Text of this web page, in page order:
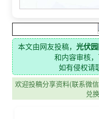
本文由网友投稿， 光伏
和内容审核，
如有侵权请
欢迎投稿分享资料(联系微
兑